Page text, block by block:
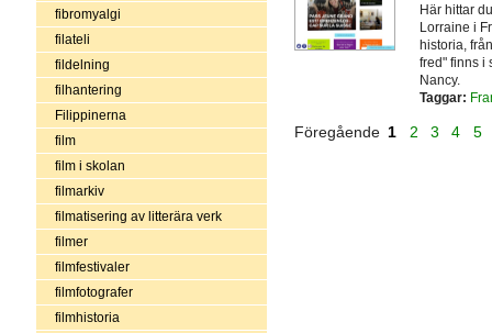
fibromyalgi
filateli
fildelning
filhantering
Filippinerna
film
film i skolan
filmarkiv
filmatisering av litterära verk
filmer
filmfestivaler
filmfotografer
filmhistoria
Här hittar
Lorraine i
historia,
fred" finns i
Nancy.
Taggar:
Föregående 1 2 3 4 5